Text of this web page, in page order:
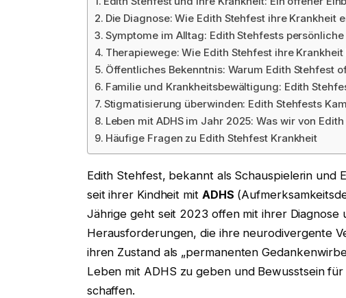
Die Diagnose: Wie Edith Stehfest ihre Krankheit
Symptome im Alltag: Edith Stehfests
Therapiewege: Wie Edith Stehfest ihre
Öffentliches Bekenntnis: Warum Edith Stehfest
Familie und Krankheitsbewältigung: Edith
Stigmatisierung überwinden: Edith Stehfests
Leben mit ADHS im Jahr 2025: Was wir von
Häufige Fragen zu Edith Stehfest Krankheit
Edith Stehfest, bekannt als Schauspielerin und
seit ihrer Kindheit mit ADHS
Jährige geht seit 2023 offen mit ihrer
Herausforderungen, die ihre neurodivergente
ihren Zustand als „permanenten
Leben mit ADHS zu geben und Bewusstsein
schaffen.